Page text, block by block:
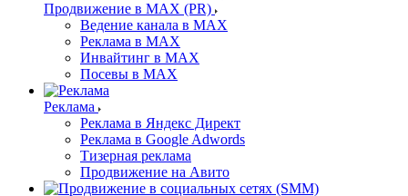
Продвижение в MAX (PR)
Ведение канала в MAX
Реклама в MAX
Инвайтинг в MAX
Посевы в MAX
Реклама
Реклама в Яндекс Директ
Реклама в Google Adwords
Тизерная реклама
Продвижение на Авито